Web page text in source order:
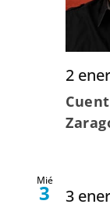
2
Mié
3 3